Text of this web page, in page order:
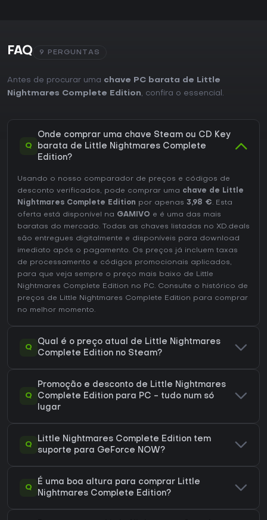
FAQ 9 PERGUNTAS
Antes de procurar uma chave PC barata de Little
Nightmares Complete Edition, confira o essencial.
Q
Onde comprar uma chave Steam ou CD Key
barata de Little Nightmares Complete
Edition?
Usando o nosso comparador de preços e códigos de
desconto verificados, pode comprar uma chave de Little
Nightmares Complete Edition por apenas 3,98 €. Esta
oferta está disponível na GAMIVO e é uma das mais
baratas do mercado. Todas as chaves listadas no XD.deals
são entregues digitalmente e disponíveis para download
imediato após o pagamento. Os preços já incluem taxas
de processamento e códigos promocionais aplicados,
para que veja sempre o preço mais baixo de Little
Nightmares Complete Edition no PC. Consulte o histórico de
preços de Little Nightmares Complete Edition para comprar
no melhor momento.
Q
Qual é o preço atual de Little Nightmares
Complete Edition no Steam?
Q
Promoção e desconto de Little Nightmares
Complete Edition para PC - tudo num só
lugar
Q
Little Nightmares Complete Edition tem
suporte para GeForce NOW?
Q
É uma boa altura para comprar Little
Nightmares Complete Edition?